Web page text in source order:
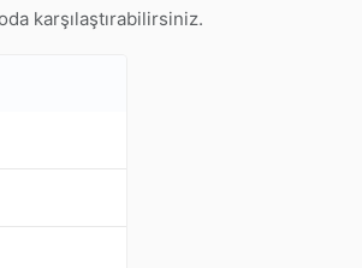
karşılaştırabilirsiniz.